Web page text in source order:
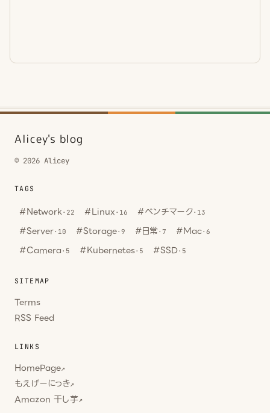
Alicey's blog
© 2026 Alicey
TAGS
#Network·22 #Linux ·16 #ベンチマーク·13
#Server·10 #Storage·9 #日常 ·7 #Mac·6
#Camera ·5 #Kubernetes·5 #SSD·5
SITEMAP
Terms
RSS Feed
LINKS
HomePage↗
もえげーにっき↗
Amazon 干し芋↗